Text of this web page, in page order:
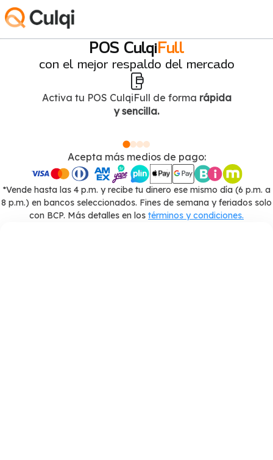
POS CulqiFull
con el mejor respaldo del mercado
Activa tu POS CulqiFull de forma rápida
y sencilla.
Acepta más medios de pago:
*Vende hasta las 4 p.m. y recibe tu dinero ese mismo día (6 p.m. a
8 p.m.) en bancos seleccionados. Fines de semana y feriados solo
con BCP. Más detalles en los términos y condiciones.